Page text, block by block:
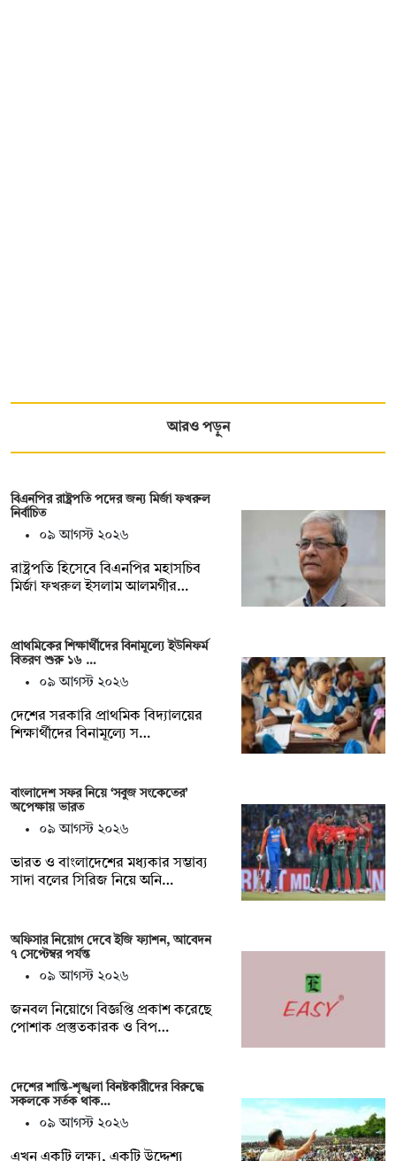
আরও পড়ুন
বিএনপির রাষ্ট্রপতি পদের জন্য মির্জা ফখরুল
নির্বাচিত
০৯ আগস্ট ২০২৬
রাষ্ট্রপতি হিসেবে বিএনপির মহাসচিব
মির্জা ফখরুল ইসলাম আলমগীর…
প্রাথমিকের শিক্ষার্থীদের বিনামূল্যে ইউনিফর্ম
বিতরণ শুরু ১৬ …
০৯ আগস্ট ২০২৬
দেশের সরকারি প্রাথমিক বিদ্যালয়ের
শিক্ষার্থীদের বিনামূল্যে স…
বাংলাদেশ সফর নিয়ে ‘সবুজ সংকেতের’
অপেক্ষায় ভারত
০৯ আগস্ট ২০২৬
ভারত ও বাংলাদেশের মধ্যকার সম্ভাব্য
সাদা বলের সিরিজ নিয়ে অনি…
অফিসার নিয়োগ দেবে ইজি ফ্যাশন, আবেদন
৭ সেপ্টেম্বর পর্যন্ত
০৯ আগস্ট ২০২৬
জনবল নিয়োগে বিজ্ঞপ্তি প্রকাশ করেছে
পোশাক প্রস্তুতকারক ও বিপ…
দেশের শান্তি-শৃঙ্খলা বিনষ্টকারীদের বিরুদ্ধে
সকলকে সর্তক থাক…
০৯ আগস্ট ২০২৬
এখন একটি লক্ষ্য, একটি উদ্দেশ্য